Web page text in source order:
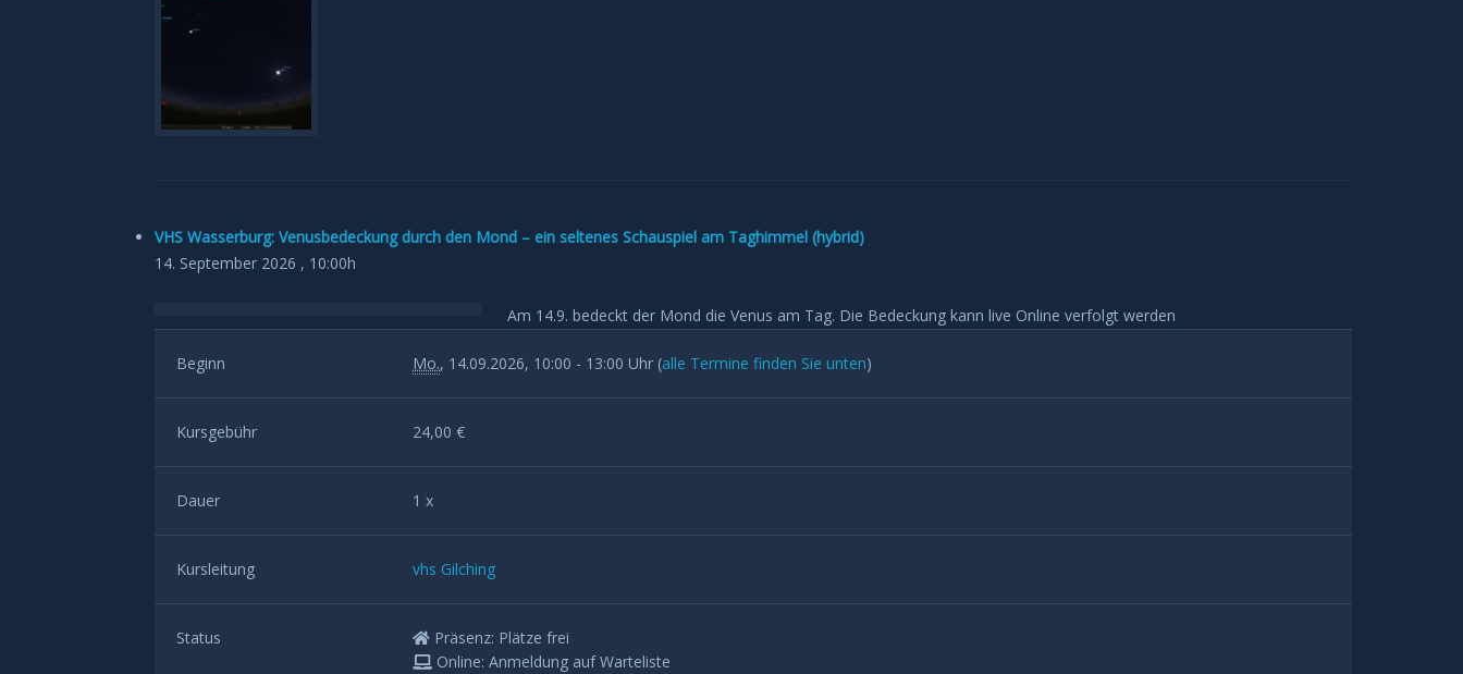
VHS Wasserburg: Venusbedeckung durch den Mond – ein seltenes Schauspiel am Taghimmel (hybrid)
14. September 2026 , 10:00h
Am 14.9. bedeckt der Mond die Venus am Tag. Die Bedeckung kann live Online verfolgt werden
Beginn Mo., 14.09.2026, 10:00 - 13:00 Uhr (alle Termine finden Sie unten)
Kursgebühr 24,00 €
Dauer 1 x
Kursleitung vhs Gilching
Status Präsenz: Plätze frei
Online: Anmeldung auf Warteliste